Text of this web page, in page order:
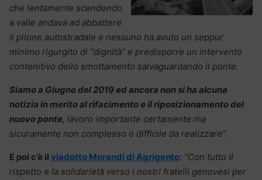
che lentamente scendendo
a valle andava ad abbattere
il pilone autostradale e nessuno ha avuto un seppur
minimo rigurgito di “dignità” e predisporre un intervento
contenitivo dello smottamento salvaguardando il ponte.
Siamo a Giugno del 2019 ed ancora non si ha alcuna
notizia in merito al rifacimento e il riposizionamento del
nuovo ponte, lavoro importante certamente ma
sicuramente non complesso o difficile da realizzare”.
E poi c’è il viadotto Morandi di Agrigento: “Con tutto il
rispetto e la solidarietà verso i nostri fratelli genovesi per